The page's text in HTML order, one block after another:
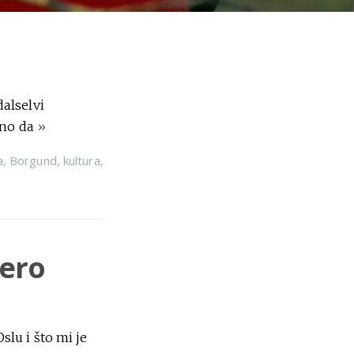
da »
, Borgund, kultura,
i što mi je